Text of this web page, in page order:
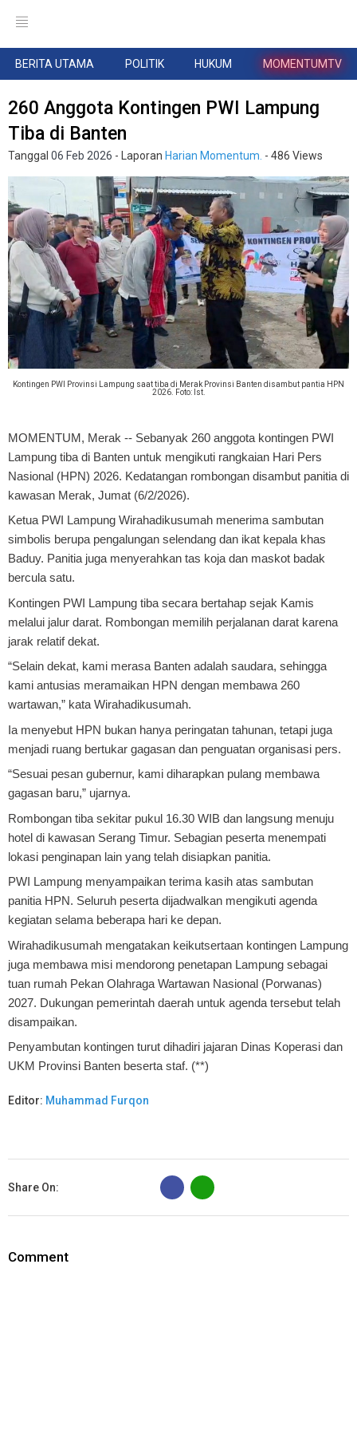
BERITA UTAMA POLITIK HUKUM MOMENTUMTV
260 Anggota Kontingen PWI Lampung
Tiba di Banten
Tanggal 06 Feb 2026 - Laporan Harian Momentum. - 486 Views
Kontingen PWI Provinsi Lampung saat tiba di Merak Provinsi Banten disambut pantia HPN
2026. Foto: Ist.
MOMENTUM, Merak -- Sebanyak 260 anggota kontingen PWI
Lampung tiba di Banten untuk mengikuti rangkaian Hari Pers
Nasional (HPN) 2026. Kedatangan rombongan disambut panitia di
kawasan Merak, Jumat (6/2/2026).
Ketua PWI Lampung Wirahadikusumah menerima sambutan
simbolis berupa pengalungan selendang dan ikat kepala khas
Baduy. Panitia juga menyerahkan tas koja dan maskot badak
bercula satu.
Kontingen PWI Lampung tiba secara bertahap sejak Kamis
melalui jalur darat. Rombongan memilih perjalanan darat karena
jarak relatif dekat.
“Selain dekat, kami merasa Banten adalah saudara, sehingga
kami antusias meramaikan HPN dengan membawa 260
wartawan,” kata Wirahadikusumah.
Ia menyebut HPN bukan hanya peringatan tahunan, tetapi juga
menjadi ruang bertukar gagasan dan penguatan organisasi pers.
“Sesuai pesan gubernur, kami diharapkan pulang membawa
gagasan baru,” ujarnya.
Rombongan tiba sekitar pukul 16.30 WIB dan langsung menuju
hotel di kawasan Serang Timur. Sebagian peserta menempati
lokasi penginapan lain yang telah disiapkan panitia.
PWI Lampung menyampaikan terima kasih atas sambutan
panitia HPN. Seluruh peserta dijadwalkan mengikuti agenda
kegiatan selama beberapa hari ke depan.
Wirahadikusumah mengatakan keikutsertaan kontingen Lampung
juga membawa misi mendorong penetapan Lampung sebagai
tuan rumah Pekan Olahraga Wartawan Nasional (Porwanas)
2027. Dukungan pemerintah daerah untuk agenda tersebut telah
disampaikan.
Penyambutan kontingen turut dihadiri jajaran Dinas Koperasi dan
UKM Provinsi Banten beserta staf. (**)
Editor: Muhammad Furqon
Share On:
B
Comment